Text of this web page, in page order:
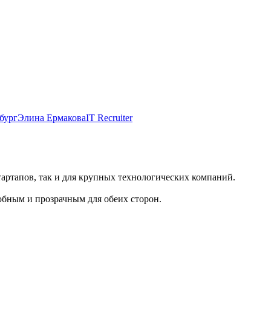
Элина ЕрмаковаIT Recruiter
так и для крупных технологических компаний.
и прозрачным для обеих сторон.